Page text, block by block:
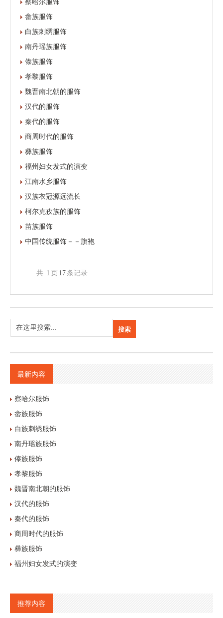
畲族服饰
白族刺绣服饰
南丹瑶族服饰
傣族服饰
孝黎服饰
魏晋南北朝的服饰
汉代的服饰
秦代的服饰
商周时代的服饰
彝族服饰
福州妇女发式的演变
江南水乡服饰
汉族衣冠源远流长
柯尔克孜族的服饰
苗族服饰
中国传统服饰－－旗袍
共 1 页 17 条记录
最新内容
察哈尔服饰
畲族服饰
白族刺绣服饰
南丹瑶族服饰
傣族服饰
孝黎服饰
魏晋南北朝的服饰
汉代的服饰
秦代的服饰
商周时代的服饰
彝族服饰
福州妇女发式的演变
推荐内容